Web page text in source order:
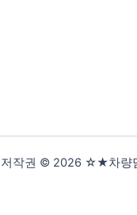
저작권 © 2026 ☆★차량